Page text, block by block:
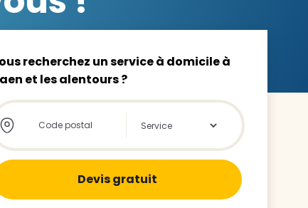
recherchez un service à domicile à
et les alentours ?
locator global - Autocompletion
Rechercher